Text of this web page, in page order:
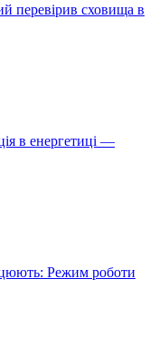
перевірив сховища в
в енергетиці —
Режим роботи